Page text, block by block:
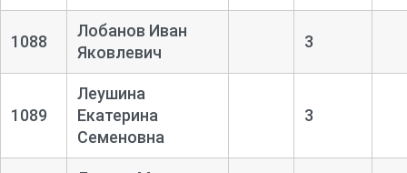
1088
Лобанов Иван
Яковлевич
3
1089
Леушина
Екатерина
Семеновна
3